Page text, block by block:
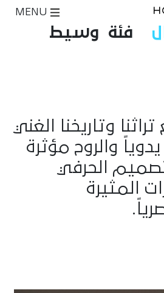
فئة وسيط
وتاريخنا الغني
والروح مؤثرة
الحرفي
المثيرة